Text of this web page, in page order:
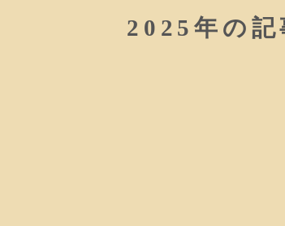
2025年の記